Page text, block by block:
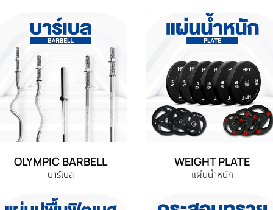
OLYMPIC BARBELL
บาร์เบล
WEIGHT PLATE
แผ่นน้ำหนัก